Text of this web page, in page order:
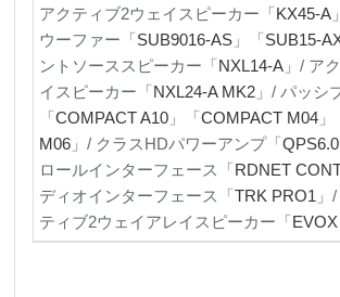
アクティブ2ウェイスピーカー「KX45-A
ウーファー「SUB9016-AS 」「SUB15-
ントソーススピーカー「NXL14-A 」/ ア
イスピーカー「NXL24-A MK2 」/ パッシ
「COMPACT A10 」「COMPACT M04
M06 」/ クラスHDパワーアンプ「
ロールインターフェース「RDNET
ディオインターフェース「TRK PRO1 」
ティブ2ウェイアレイスピーカー「